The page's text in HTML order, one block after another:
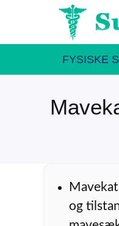
indhold
FYSISKE
og